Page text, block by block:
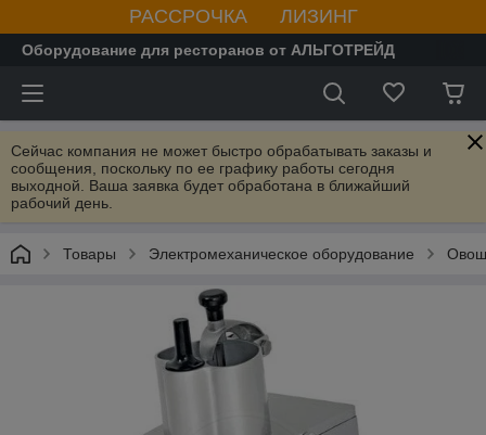
РАССРОЧКА ЛИЗИНГ
Оборудование для ресторанов от АЛЬГОТРЕЙД
Сейчас компания не может быстро обрабатывать заказы и
сообщения, поскольку по ее графику работы сегодня
выходной. Ваша заявка будет обработана в ближайший
рабочий день.
Товары Электромеханическое оборудование